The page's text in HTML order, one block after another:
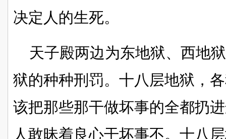
决定人的生死。
天子殿两边为东地狱、西地
狱的种种刑罚。十八层地狱，
该把那些那干做坏事的全都扔
人敢昧着良心干坏事不。十八